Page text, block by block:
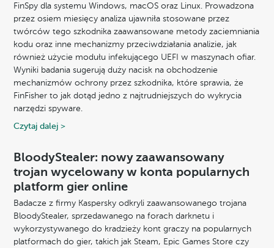
FinSpy dla systemu Windows, macOS oraz Linux. Prowadzona
przez osiem miesięcy analiza ujawniła stosowane przez
twórców tego szkodnika zaawansowane metody zaciemniania
kodu oraz inne mechanizmy przeciwdziałania analizie, jak
również użycie modułu infekującego UEFI w maszynach ofiar.
Wyniki badania sugerują duży nacisk na obchodzenie
mechanizmów ochrony przez szkodnika, które sprawia, że
FinFisher to jak dotąd jedno z najtrudniejszych do wykrycia
narzędzi spyware.
Czytaj dalej >
BloodyStealer: nowy zaawansowany
trojan wycelowany w konta popularnych
platform gier online
Badacze z firmy Kaspersky odkryli zaawansowanego trojana
BloodyStealer, sprzedawanego na forach darknetu i
wykorzystywanego do kradzieży kont graczy na popularnych
platformach do gier, takich jak Steam, Epic Games Store czy